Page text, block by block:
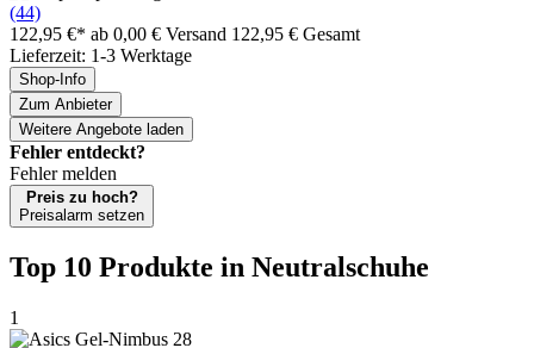
(44)
122,95 €* ab 0,00 € Versand 122,95 € Gesamt
Lieferzeit: 1-3 Werktage
Shop-Info
Zum Anbieter
Weitere Angebote laden
Fehler entdeckt?
Fehler melden
Preis zu hoch?
Preisalarm setzen
Top 10 Produkte in Neutralschuhe
1